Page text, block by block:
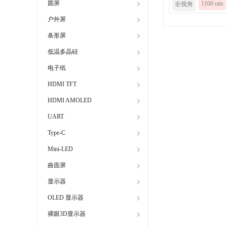
圆屏
户外屏
条形屏
低温多晶硅
电子纸
HDMI TFT
HDMI AMOLED
UART
Type-C
Mini-LED
曲面屏
显示器
OLED 显示器
裸眼3D显示器
全视角 1100 nits